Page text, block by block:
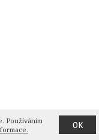
Používáním
OK